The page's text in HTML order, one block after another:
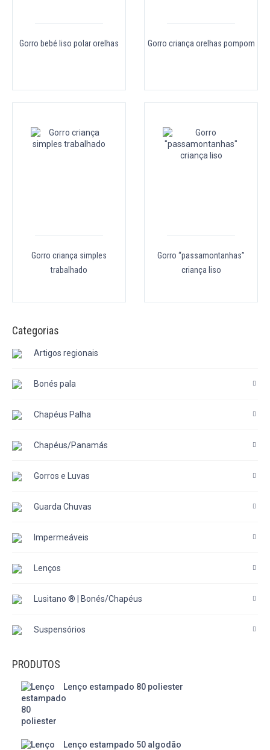
Gorro bebé liso polar orelhas Gorro criança orelhas pompom
Gorro criança simples
trabalhado
Gorro “passamontanhas”
criança liso
Categorias
Artigos regionais
Bonés pala
Chapéus Palha
Chapéus/Panamás
Gorros e Luvas
Guarda Chuvas
Impermeáveis
Lenços
Lusitano ® | Bonés/Chapéus
Suspensórios
PRODUTOS
Lenço estampado 80 poliester
Lenço estampado 50 algodão